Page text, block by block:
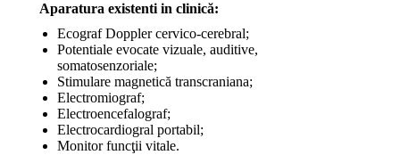
Aparatura existenti in clinică:
Ecograf Doppler cervico-cerebral;
Potentiale evocate vizuale, auditive,
somatosenzoriale;
Stimulare magnetică transcraniana;
Electromiograf;
Electroencefalograf;
Electrocardiogral portabil;
Monitor funcţii vitale.